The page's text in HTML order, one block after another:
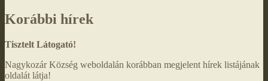
Korábbi hírek
Tisztelt Látogató!
Nagykozár Község weboldalán korábban megjelent hírek listájának
oldalát látja!